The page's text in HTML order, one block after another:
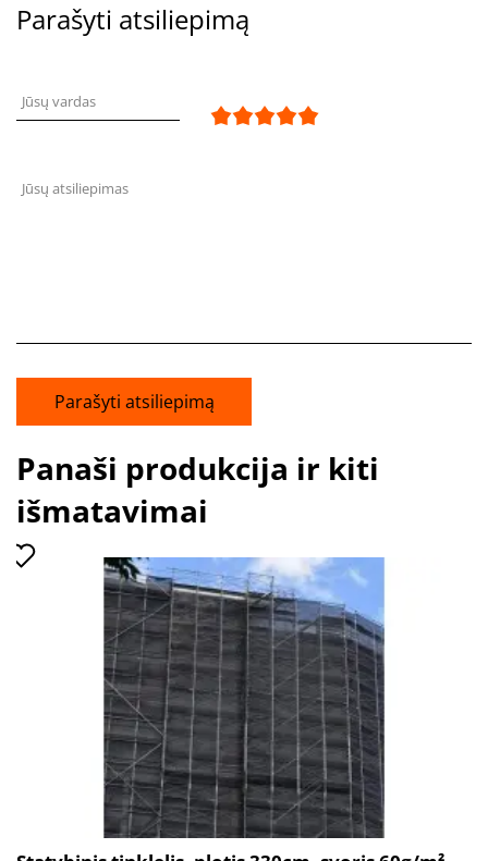
Parašyti atsiliepimą
Jūsų vardas
Jūsų atsiliepimas
Parašyti atsiliepimą
Panaši produkcija ir kiti
išmatavimai